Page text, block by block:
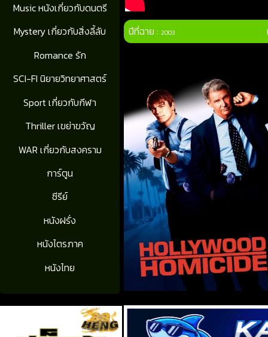
Music หนังเกี่ยวกับดนตรี
Mystery เกี่ยวกับสิ่งลี้ลับ
Romance รัก
SCI-FI นิยายวิทยาศาสตร์
Sport เกี่ยวกับกีฬา
Thriller เขย่าขวัญ
WAR เกี่ยวกับสงคราม
การ์ตูน
ซีรีย์
หนังฝรั่ง
หนังไตรภาค
หนังไทย
ปีที่ฉาย :2003